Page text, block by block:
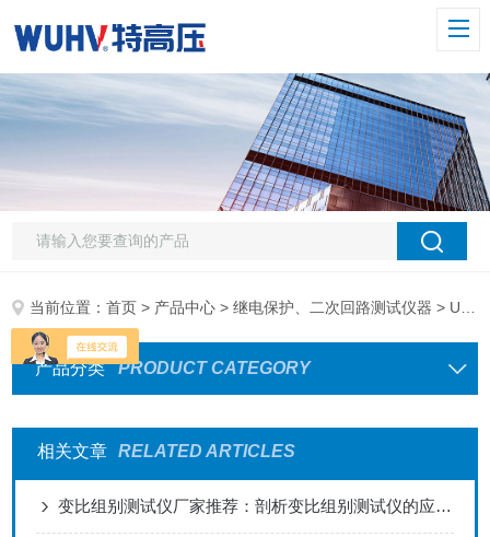
当前位置：首页 > 产品中心 >继电保护、二次回路测试仪器 > UHV-103极性综合测试仪
产品分类 PRODUCT CATEGORY
相关文章 RELATED ARTICLES
变比组别测试仪厂家推荐：剖析变比组别测试仪的应用价值